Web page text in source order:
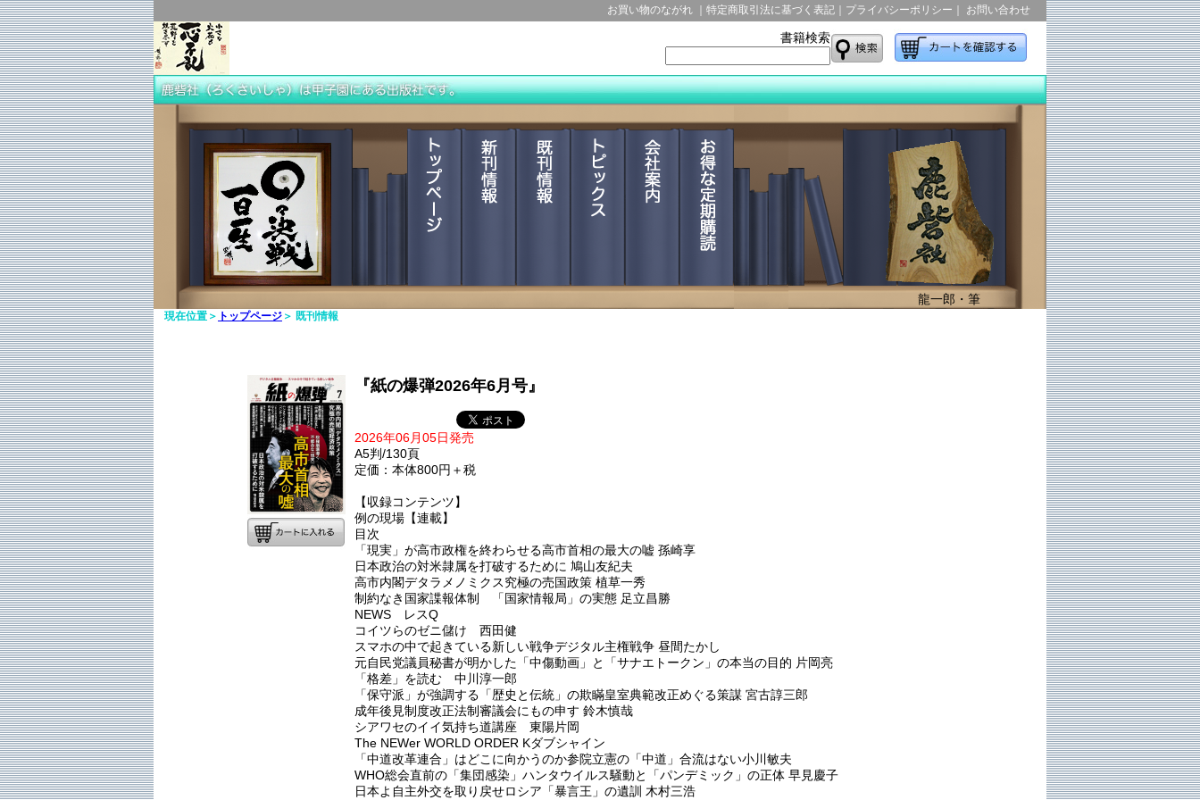
現在位置＞ トップページ ＞ 既刊情報
『紙の爆弾2026年6月号』
2026年06月05日発売
A5判/130頁
定価：本体800円＋税
【収録コンテンツ】
例の現場【連載】
目次
「現実」が高市政権を終わらせる高市首相の最大の嘘 孫崎享
日本政治の対米隷属を打破するために 鳩山友紀夫
高市内閣デタラメノミクス究極の売国政策 植草一秀
制約なき国家諜報体制 「国家情報局」の実態 足立昌勝
NEWS レスQ
コイツらのゼニ儲け 西田健
スマホの中で起きている新しい戦争デジタル主権戦争 昼間たかし
元自民党議員秘書が明かした「中傷動画」と「サナエトークン」の本当の目的 片岡亮
「格差」を読む 中川淳一郎
「保守派」が強調する「歴史と伝統」の欺瞞皇室典範改正めぐる策謀 宮古諄三郎
成年後見制度改正法制審議会にもの申す 鈴木慎哉
シアワセのイイ気持ち道講座 東陽片岡
The NEWer WORLD ORDER Kダブシャイン
「中道改革連合」はどこに向かうのか参院立憲の「中道」合流はない小川敏夫
WHO総会直前の「集団感染」ハンタウイルス騒動と「パンデミック」の正体 早見慶子
日本よ自主外交を取り戻せロシア「暴言王」の遺訓 木村三浩